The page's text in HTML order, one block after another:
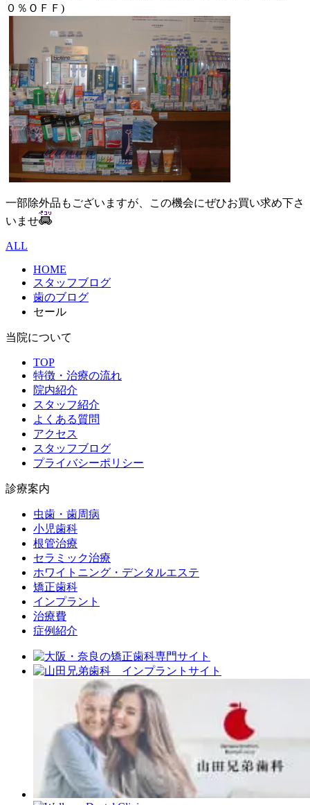
０％ＯＦＦ)
一部除外品もございますが、この機会にぜひお買い求め下さ
いませ
ALL
HOME
スタッフブログ
歯のブログ
セール
当院について
TOP
特徴・治療の流れ
院内紹介
スタッフ紹介
よくある質問
アクセス
スタッフブログ
プライバシーポリシー
診療案内
虫歯・歯周病
小児歯科
根管治療
セラミック治療
ホワイトニング・デンタルエステ
矯正歯科
インプラント
治療費
症例紹介